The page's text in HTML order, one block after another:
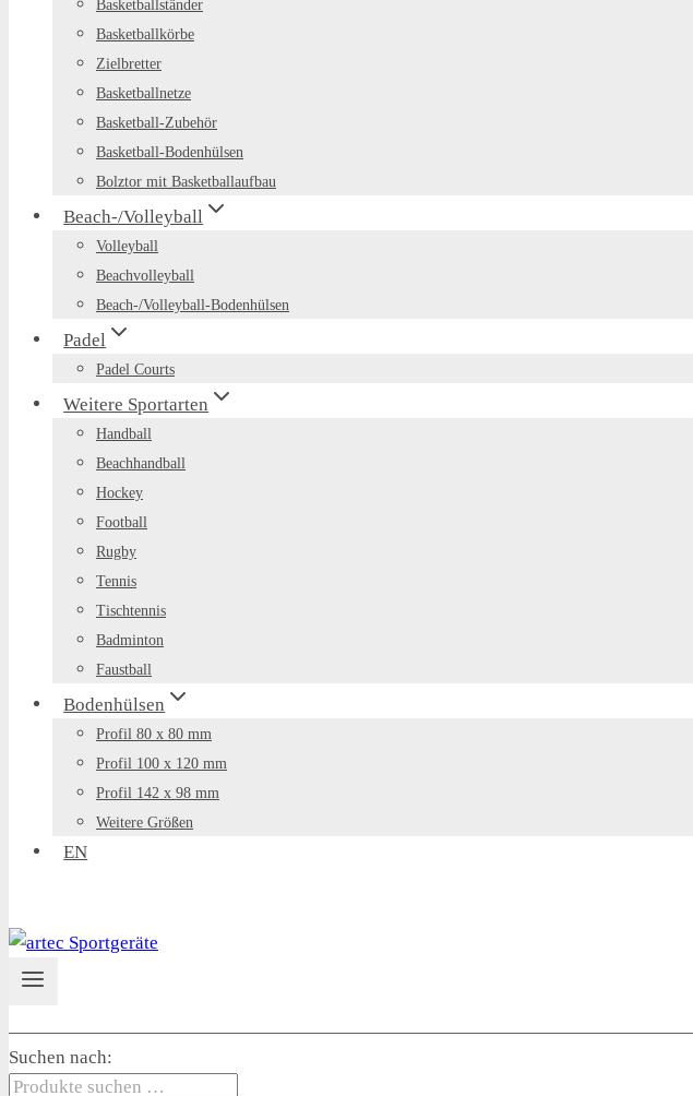
Basketballständer
Basketballkörbe
Zielbretter
Basketballnetze
Basketball-Zubehör
Basketball-Bodenhülsen
Bolztor mit Basketballaufbau
Beach-/Volleyball
Volleyball
Beachvolleyball
Beach-/Volleyball-Bodenhülsen
Padel
Padel Courts
Weitere Sportarten
Handball
Beachhandball
Hockey
Football
Rugby
Tennis
Tischtennis
Badminton
Faustball
Bodenhülsen
Profil 80 x 80 mm
Profil 100 x 120 mm
Profil 142 x 98 mm
Weitere Größen
EN
Suchen nach: